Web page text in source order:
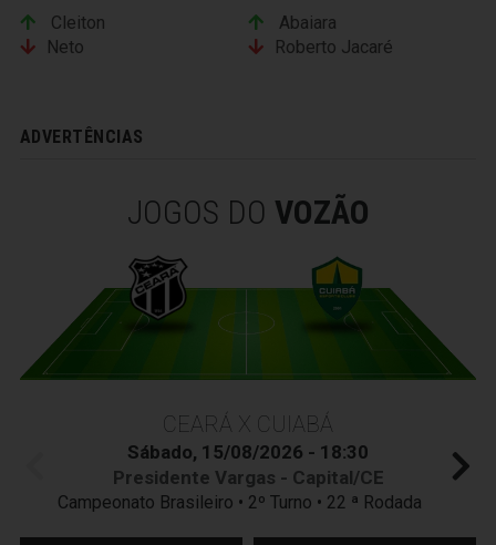
Cleiton
Neto
Abaiara
Roberto Jacaré
ADVERTÊNCIAS
JOGOS DO VOZÃO
CEARÁ X CUIABÁ
Sábado, 15/08/2026 - 18:30
Presidente Vargas - Capital/CE
Campeonato Brasileiro • 2º Turno • 22 ª Rodada